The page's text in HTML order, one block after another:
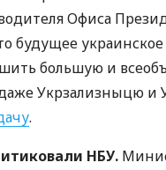
Офиса
будущее украинское
большую и
даже Укрзализныцю и
.
НБУ.